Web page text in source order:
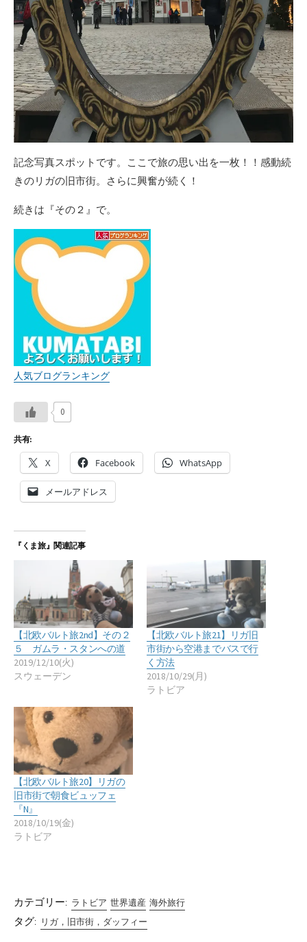
記念写真スポットです。ここで旅の思い出を一枚！！感動続
きのリガの旧市街。さらに興奮が続く！
続きは『その２』で。
人気ブログランキング
0
共有:
X Facebook WhatsApp
メールアドレス
『くま旅』関連記事
【北欧バルト旅2nd】その２
５ ガムラ・スタンへの道
2019/12/10(火)
スウェーデン
【北欧バルト旅21】リガ旧
市街から空港までバスで行
く方法
2018/10/29(月)
ラトビア
【北欧バルト旅20】リガの
旧市街で朝食ビュッフェ
『N』
2018/10/19(金)
ラトビア
カテゴリー: ラトビア 世界遺産 海外旅行
タグ: リガ，旧市街，ダッフィー